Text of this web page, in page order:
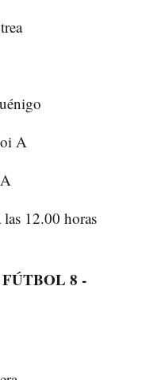
A
12.00 horas
8 -